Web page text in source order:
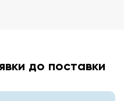
до поставки